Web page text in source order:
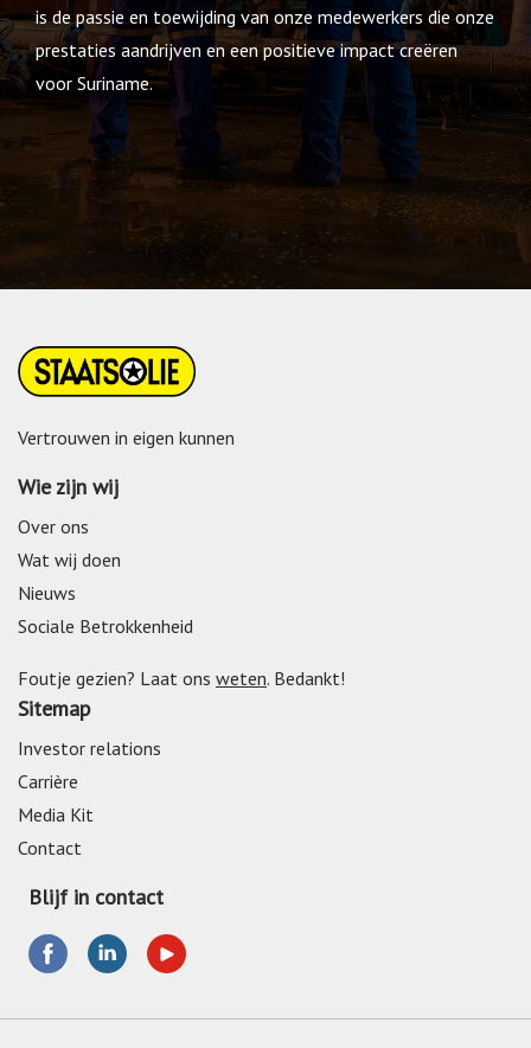
is de passie en toewijding van onze medewerkers die onze
prestaties aandrijven en een positieve impact creëren
voor Suriname.
Vertrouwen in eigen kunnen
Wie zijn wij
Over ons
Wat wij doen
Nieuws
Sociale Betrokkenheid
Foutje gezien? Laat ons weten. Bedankt!
Sitemap
Investor relations
Carrière
Media Kit
Contact
Blijf in contact